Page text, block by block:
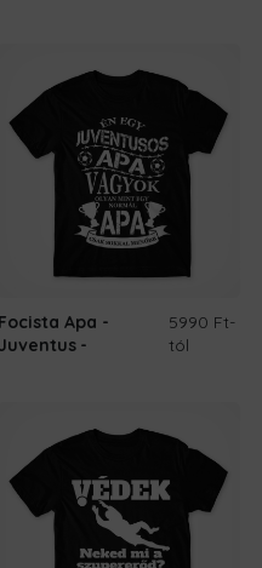
Focista Apa -
5990 Ft-
tól